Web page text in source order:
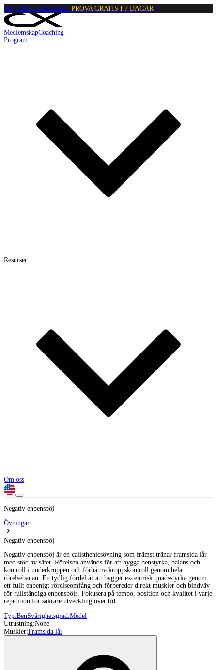
Börja träna calisthenics: PROVA GRATIS I 7 DAGAR
MedlemskapCoaching
Program
Resurser
Om oss
Negativ enbensböj
Övningar
Negativ enbensböj
Negativ enbensböj är en calisthenicsövning som främst tränar framsida lår
med stöd av sätet. Rörelsen används för att bygga benstyrka, balans och
kontroll i underkroppen och förbättra kroppskontroll genom hela
rörelsebanan. En tydlig fördel är att bygger excentrisk quadsstyrka genom
ett fullt enbenigt rörelseomfång och förbereder direkt muskler och bindväv
för fullständiga enbensböjs. Fokusera på tempo, position och kvalitet i varje
repetition för säkrare utveckling över tid.
Typ:BenSvårighetsgrad:Medel
Utrustning:None
Muskler:Framsida lår